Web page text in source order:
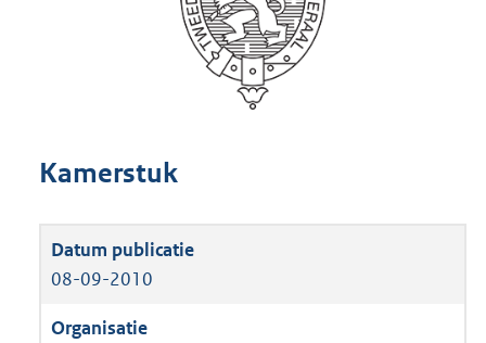
Kamerstuk
08-09-2010